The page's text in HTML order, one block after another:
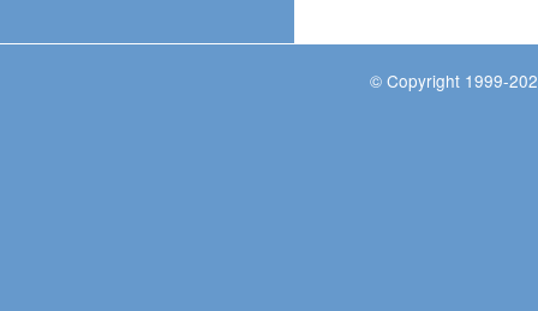
© Copyright 1999-